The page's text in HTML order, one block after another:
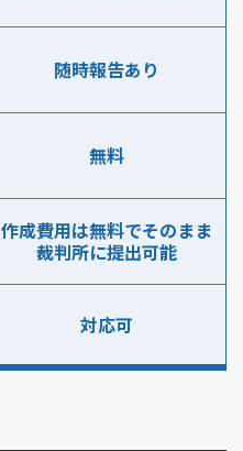
随時報告あり
無料
作成費用は無料でそのまま
裁判所に提出可能
対応可